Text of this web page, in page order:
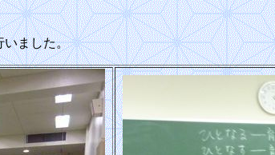
いました。